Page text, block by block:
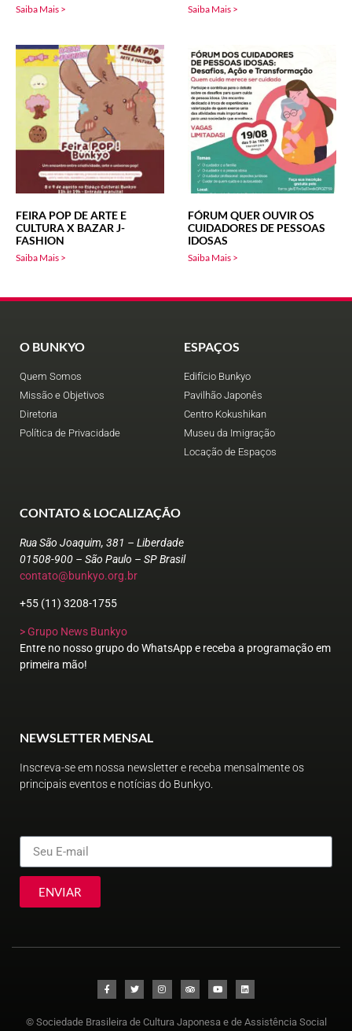
Saiba Mais > Saiba Mais >
FEIRA POP DE ARTE E
CULTURA X BAZAR J-
FASHION
Saiba Mais >
FÓRUM QUER OUVIR OS
CUIDADORES DE PESSOAS
IDOSAS
Saiba Mais >
O BUNKYO
Quem Somos
Missão e Objetivos
Diretoria
Política de Privacidade
ESPAÇOS
Edifício Bunkyo
Pavilhão Japonês
Centro Kokushikan
Museu da Imigração
Locação de Espaços
CONTATO & LOCALIZAÇÃO
Rua São Joaquim, 381 – Liberdade
01508-900 – São Paulo – SP Brasil
contato@bunkyo.org.br
+55 (11) 3208-1755
> Grupo News Bunkyo
Entre no nosso grupo do WhatsApp e receba a programação em
primeira mão!
NEWSLETTER MENSAL
Inscreva-se em nossa newsletter e receba mensalmente os
principais eventos e notícias do Bunkyo.
ENVIAR
© Sociedade Brasileira de Cultura Japonesa e de Assistência Social